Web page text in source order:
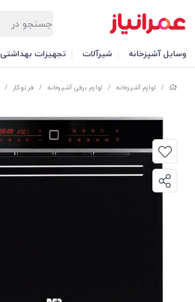
وسایل آشپزخانه شیرآلات تجهیزات بهداشتی
/ لوازم آشپزخانه / لوازم برقی آشپزخانه / فر توکار /